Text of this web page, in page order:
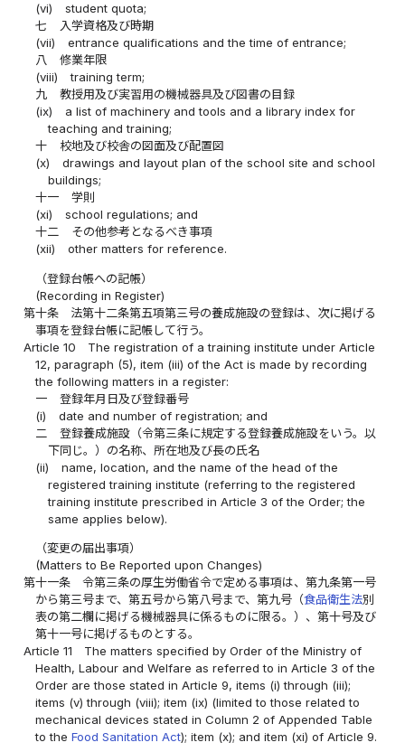
(vi)
student quota;
七
入学資格及び時期
(vii)
entrance qualifications and the time of entrance;
八
修業年限
(viii)
training term;
九
教授用及び実習用の機械器具及び図書の目録
(ix)
a list of machinery and tools and a library index for
teaching and training;
十
校地及び校舎の図面及び配置図
(x)
drawings and layout plan of the school site and school
buildings;
十一
学則
(xi)
school regulations; and
十二
その他参考となるべき事項
(xii)
other matters for reference.
（登録台帳への記帳）
(Recording in Register)
第十条
法第十二条第五項第三号の養成施設の登録は、次に掲げる
事項を登録台帳に記帳して行う。
Article 10
The registration of a training institute under Article
12, paragraph (5), item (iii) of the Act is made by recording
the following matters in a register:
一
登録年月日及び登録番号
(i)
date and number of registration; and
二
登録養成施設（令第三条に規定する登録養成施設をいう。以
下同じ。）の名称、所在地及び長の氏名
(ii)
name, location, and the name of the head of the
registered training institute (referring to the registered
training institute prescribed in Article 3 of the Order; the
same applies below).
（変更の届出事項）
(Matters to Be Reported upon Changes)
第十一条
令第三条の厚生労働省令で定める事項は、第九条第一号
から第三号まで、第五号から第八号まで、第九号（食品衛生法別
表の第二欄に掲げる機械器具に係るものに限る。）、第十号及び
第十一号に掲げるものとする。
Article 11
The matters specified by Order of the Ministry of
Health, Labour and Welfare as referred to in Article 3 of the
Order are those stated in Article 9, items (i) through (iii);
items (v) through (viii); item (ix) (limited to those related to
mechanical devices stated in Column 2 of Appended Table
to theFood Sanitation Act); item (x); and item (xi) of Article 9.